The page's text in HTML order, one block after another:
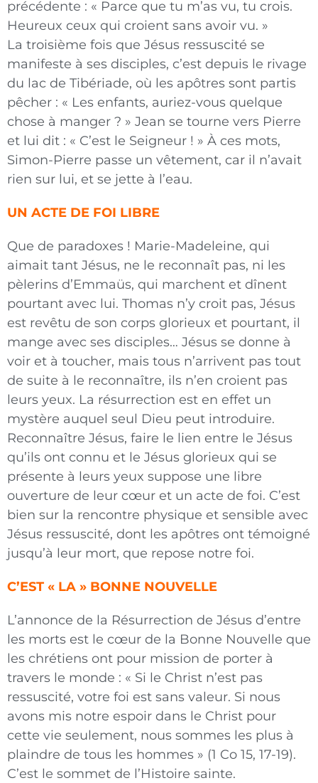
précédente : « Parce que tu m’as vu, tu crois.
Heureux ceux qui croient sans avoir vu. »
La troisième fois que Jésus ressuscité se
manifeste à ses disciples, c’est depuis le rivage
du lac de Tibériade, où les apôtres sont partis
pêcher : « Les enfants, auriez-vous quelque
chose à manger ? » Jean se tourne vers Pierre
et lui dit : « C’est le Seigneur ! » À ces mots,
Simon-Pierre passe un vêtement, car il n’avait
rien sur lui, et se jette à l’eau.
UN ACTE DE FOI LIBRE
Que de paradoxes ! Marie-Madeleine, qui
aimait tant Jésus, ne le reconnaît pas, ni les
pèlerins d’Emmaüs, qui marchent et dînent
pourtant avec lui. Thomas n’y croit pas, Jésus
est revêtu de son corps glorieux et pourtant, il
mange avec ses disciples… Jésus se donne à
voir et à toucher, mais tous n’arrivent pas tout
de suite à le reconnaître, ils n’en croient pas
leurs yeux. La résurrection est en effet un
mystère auquel seul Dieu peut introduire.
Reconnaître Jésus, faire le lien entre le Jésus
qu’ils ont connu et le Jésus glorieux qui se
présente à leurs yeux suppose une libre
ouverture de leur cœur et un acte de foi. C’est
bien sur la rencontre physique et sensible avec
Jésus ressuscité, dont les apôtres ont témoigné
jusqu’à leur mort, que repose notre foi.
C’EST « LA » BONNE NOUVELLE
L’annonce de la Résurrection de Jésus d’entre
les morts est le cœur de la Bonne Nouvelle que
les chrétiens ont pour mission de porter à
travers le monde : « Si le Christ n’est pas
ressuscité, votre foi est sans valeur. Si nous
avons mis notre espoir dans le Christ pour
cette vie seulement, nous sommes les plus à
plaindre de tous les hommes » (1 Co 15, 17-19).
C’est le sommet de l’Histoire sainte.